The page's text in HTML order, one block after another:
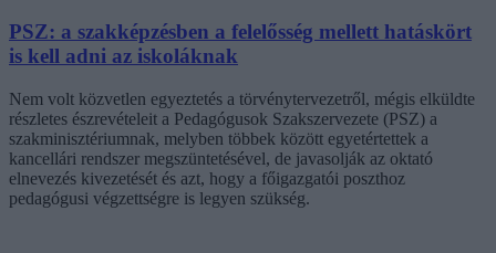
PSZ: a szakképzésben a felelősség mellett hatáskört
is kell adni az iskoláknak
Nem volt közvetlen egyeztetés a törvénytervezetről, mégis elküldte
részletes észrevételeit a Pedagógusok Szakszervezete (PSZ) a
szakminisztériumnak, melyben többek között egyetértettek a
kancellári rendszer megszüntetésével, de javasolják az oktató
elnevezés kivezetését és azt, hogy a főigazgatói poszthoz
pedagógusi végzettségre is legyen szükség.